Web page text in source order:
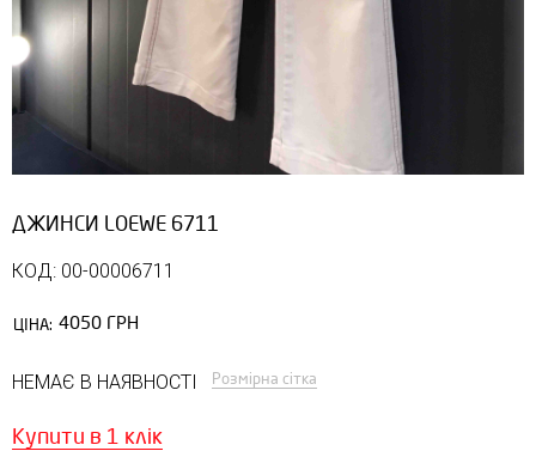
ДЖИНСИ LOEWE 6711
КОД: 00-00006711
ЦІНА: 4050 ГРН
НЕМАЄ В НАЯВНОСТІ Розмірна сітка
Купити в 1 клік